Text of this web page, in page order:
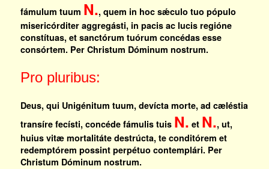
fámulum tuum N., quem in hoc sǽculo tuo pópulo
misericórditer aggregásti, in pacis ac lucis regióne
constítuas, et sanctórum tuórum concédas esse
consórtem. Per Christum Dóminum nostrum.
Pro pluribus:
Deus, qui Unigénitum tuum, devícta morte, ad cæléstia
transíre fecísti, concéde fámulis tuis N. et N., ut,
huius vitæ mortalitáte destrúcta, te conditórem et
redemptórem possint perpétuo contemplári. Per
Christum Dóminum nostrum.